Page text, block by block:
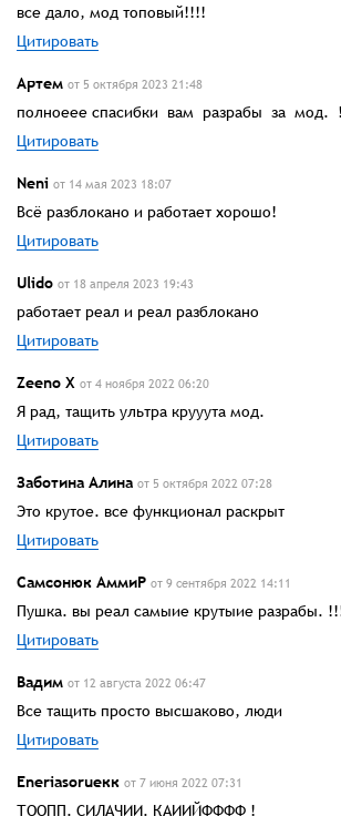
все дало, мод топовый!!!!
Цитировать
Артем от 5 октября 2023 21:48
полноеее спасибки вам разрабы за мод. !
Цитировать
Neni от 14 мая 2023 18:07
Всё разблокано и работает хорошо!
Цитировать
Ulido от 18 апреля 2023 19:43
работает реал и реал разблокано
Цитировать
Zeeno Х от 4 ноября 2022 06:20
Я рад, тащить ультра крууута мод.
Цитировать
Заботина Алина от 5 октября 2022 07:28
Это крутое. все функционал раскрыт
Цитировать
Самсонюк АммиР от 9 сентября 2022 14:11
Пушка. вы реал самыие крутыие разрабы.
Цитировать
Вадим от 12 августа 2022 06:47
Все тащить просто высшаково, люди
Цитировать
Eneriasorueкк от 7 июня 2022 07:31
ТООПП. СИЛАЧИИ. КАИИЙФФФФ !